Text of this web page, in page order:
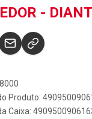
-
Produto:
Caixa: